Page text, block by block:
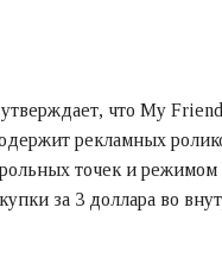
что My
рекламных
точек и
за 3 доллара во